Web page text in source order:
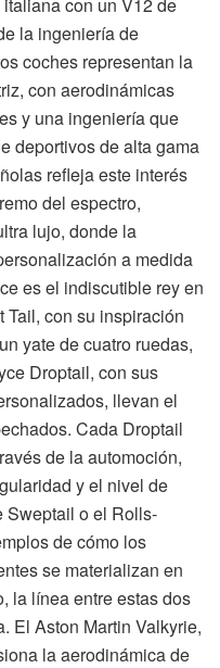
la ingeniería de
coches representan la
con aerodinámicas
y una ingeniería que
deportivos de alta gama
refleja este interés
del espectro,
lujo, donde la
a medida
es el indiscutible rey en
con su inspiración
yate de cuatro ruedas,
Droptail, con sus
llevan el
Cada Droptail
de la automoción,
y el nivel de
Sweptail o el Rolls-
de cómo los
se materializan en
la línea entre estas dos
El Aston Martin Valkyrie,
la aerodinámica de